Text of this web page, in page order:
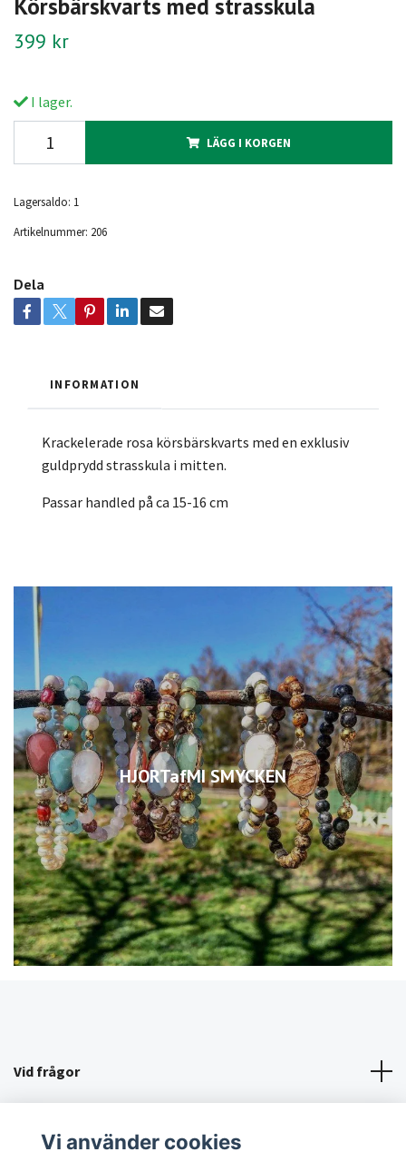
HJORTafMI SMYCKEN
399 kr
I lager.
LÄGG I KORGEN
Lagersaldo: 1
Artikelnummer: 206
Dela
INFORMATION
Krackelerade rosa körsbärskvarts med en exklusiv
guldprydd strasskula i mitten.
Passar handled på ca 15-16 cm
Vid frågor
Vi använder cookies